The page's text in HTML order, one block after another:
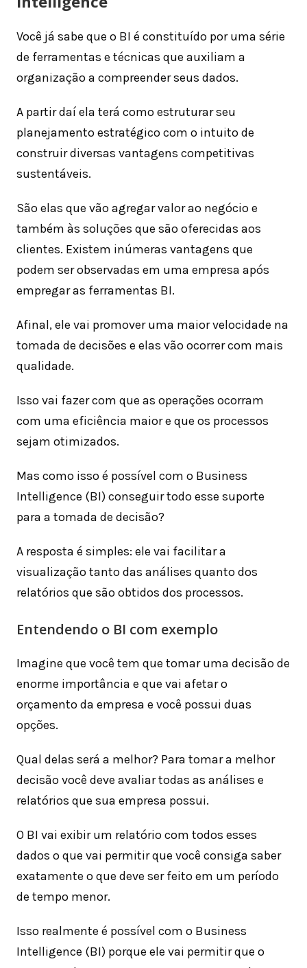
Você já sabe que o BI é constituído por uma série
de ferramentas e técnicas que auxiliam a
organização a compreender seus dados.
A partir daí ela terá como estruturar seu
planejamento estratégico com o intuito de
construir diversas vantagens competitivas
sustentáveis.
São elas que vão agregar valor ao negócio e
também às soluções que são oferecidas aos
clientes. Existem inúmeras vantagens que
podem ser observadas em uma empresa após
empregar as ferramentas BI.
Afinal, ele vai promover uma maior velocidade na
tomada de decisões e elas vão ocorrer com mais
qualidade.
Isso vai fazer com que as operações ocorram
com uma eficiência maior e que os processos
sejam otimizados.
Mas como isso é possível com o Business
Intelligence (BI) conseguir todo esse suporte
para a tomada de decisão?
A resposta é simples: ele vai facilitar a
visualização tanto das análises quanto dos
relatórios que são obtidos dos processos.
Entendendo o BI com exemplo
Imagine que você tem que tomar uma decisão de
enorme importância e que vai afetar o
orçamento da empresa e você possui duas
opções.
Qual delas será a melhor? Para tomar a melhor
decisão você deve avaliar todas as análises e
relatórios que sua empresa possui.
O BI vai exibir um relatório com todos esses
dados o que vai permitir que você consiga saber
exatamente o que deve ser feito em um período
de tempo menor.
Isso realmente é possível com o Business
Intelligence (BI) porque ele vai permitir que o